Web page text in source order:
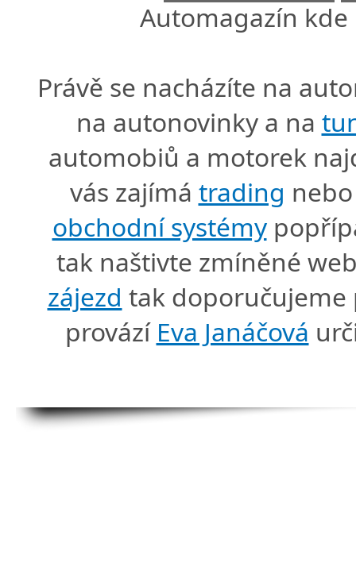
Automagazín
Právě se nacházíte na
na autonovinky a na
automobiů a motorek
vás zajímá trading
obchodní systémy
tak naštivte zmíněné
zájezd tak doporučujeme
provází Eva Janáčová